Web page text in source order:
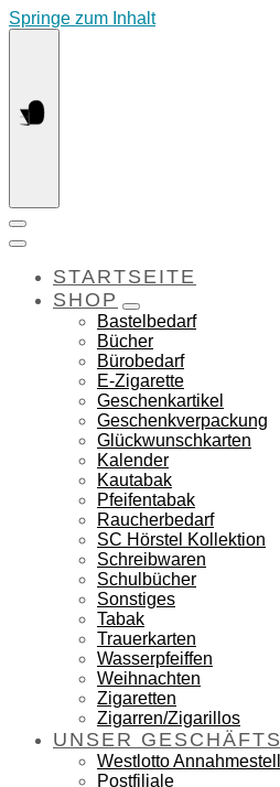
Springe zum Inhalt
STARTSEITE
SHOP
Bastelbedarf
Bücher
Bürobedarf
E-Zigarette
Geschenkartikel
Geschenkverpackung
Glückwunschkarten
Kalender
Kautabak
Pfeifentabak
Raucherbedarf
SC Hörstel Kollektion
Schreibwaren
Schulbücher
Sonstiges
Tabak
Trauerkarten
Wasserpfeiffen
Weihnachten
Zigaretten
Zigarren/Zigarillos
UNSER
Westlotto
Postfiliale